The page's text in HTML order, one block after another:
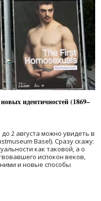
идентичностей (1869–
2 августа можно увидеть в
Basel). Сразу скажу:
как таковой, а о
испокон веков,
и новые способы